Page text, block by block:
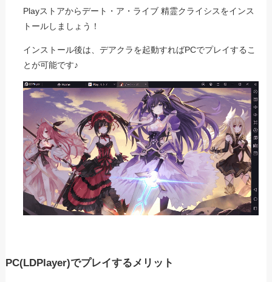
Playストアからデート・ア・ライブ 精霊クライシスをインス
トールしましょう！
インストール後は、デアクラを起動すればPCでプレイするこ
とが可能です♪
PC(LDPlayer)でプレイするメリット